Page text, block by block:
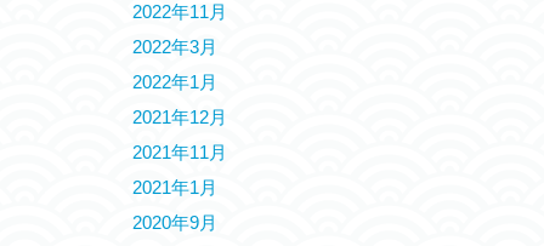
2022年11月
2022年3月
2022年1月
2021年12月
2021年11月
2021年1月
2020年9月